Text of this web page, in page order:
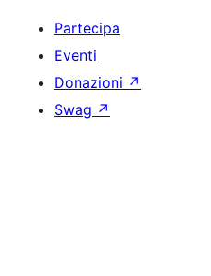
Partecipa
Eventi
Donazioni ↗
Swag ↗